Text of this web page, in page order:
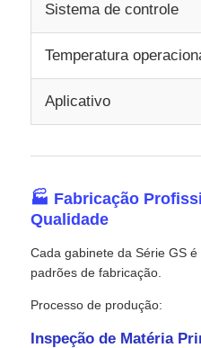
Sistema de controle
Temperatura
Aplicativo
🏭 Fabricação
Qualidade
Cada gabinete da Série GS
padrões de fabricação.
Processo de produção:
Inspeção de Matéria